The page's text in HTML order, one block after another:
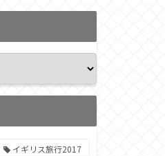
イギリス旅行2017